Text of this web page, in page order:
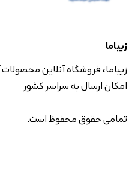
زیباما
زیباما، فروشگاه آنلاین
امکان ارسال به سراسر کشور
تمامی حقوق محفوظ است.